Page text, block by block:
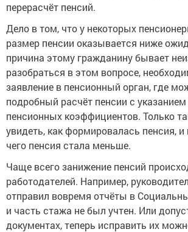
перерасчёт пенсий.
Дело в том, что у некоторых
размер пенсии оказывается ниже
причина этому гражданину бывает
разобраться в этом вопросе,
заявление в пенсионный орган, где
подробный расчёт пенсии с
пенсионных коэффициентов. Только
увидеть, как формировалась пенсия, и
чего пенсия стала меньше.
Чаще всего занижение пенсий
работодателей. Например,
отправил вовремя отчёты в
и часть стажа не был учтен. Или
документах, теперь исправить их